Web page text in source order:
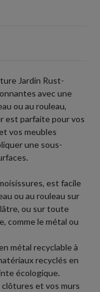
Jardin Rust-
avec une
ou au rouleau,
est parfaite pour vos
vos meubles
une sous-
est facile
ou au rouleau sur
ou sur toute
comme le métal ou
métal recyclable à
recyclés en
écologique.
clôtures et vos murs